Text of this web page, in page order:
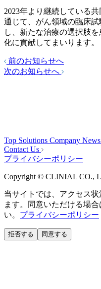
2023年より継続している
通じて、がん領域の臨床
し、新たな治療の選択肢
化に貢献してまいります。
前のお知らせへ
次のお知らせへ
Top Solutions Company News
Contact Us
プライバシーポリシー
Copyright © CLINIAL CO.,
当サイトでは、アクセス
ます。同意いただける場
い。 プライバシーポリシー
拒否する 同意する